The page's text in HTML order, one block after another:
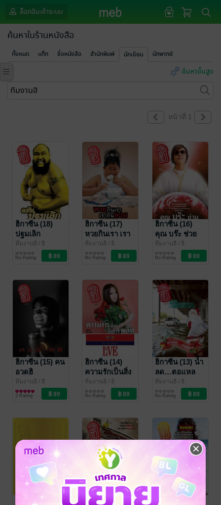
ล็อกอินเข้าระบบ
ค้นหาในร้านหนังสือ
ทั้งหมด แท็ก ชื่อหนังสือ สำนักพิมพ์ นักเขียน นักพากย์
ค้นหาขั้นสูง
หน้าที่ 1
ฮิกาซีน (18)
ปฐมเลิก
ทีมงานฮิ / ฮิ
นิตยสารสาระบันเทิง
No Rating
ฮิกาซีน (17)
หวยกินเรา เรา
กินหวย
ทีมงานฮิ / ฮิ
สาระบันเทิง
No Rating
ฮิกาซีน (16)
คุณ บร๊ะ ช่วย
ทีมงานฮิ / ฮิ
สาระบันเทิง
No Rating
ฮิกาซีน (15) คน
อวดฮิ
ทีมงานฮิ / ฮิ
นิตยสารสาระบันเทิง
2 Rating
ฮิกาซีน (14)
ความรักเป็นสิ่ง
เสพติด
ทีมงานฮิ / ฮิ
นิตยสารสาระบันเทิง
No Rating
ฮิกาซีน (13) น้ำ
ลด…ตอแหล
ทีมงานฮิ / ฮิ
นิตยสารสาระบันเทิง
No Rating
ฮิกาซีน (12) ฮั่ว
ฮิกาซีน (11) ลัด
ฮิกาซีน (10)